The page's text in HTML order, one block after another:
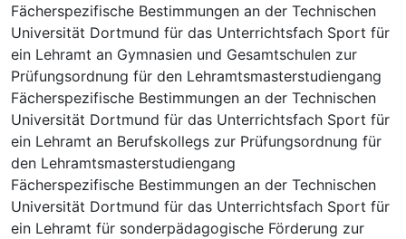
Fächerspezifische Bestimmungen an der Technischen
Universität Dortmund für das Unterrichtsfach Sport für
ein Lehramt an Gymnasien und Gesamtschulen zur
Prüfungsordnung für den Lehramtsmasterstudiengang
Fächerspezifische Bestimmungen an der Technischen
Universität Dortmund für das Unterrichtsfach Sport für
ein Lehramt an Berufskollegs zur Prüfungsordnung für
den Lehramtsmasterstudiengang
Fächerspezifische Bestimmungen an der Technischen
Universität Dortmund für das Unterrichtsfach Sport für
ein Lehramt für sonderpädagogische Förderung zur